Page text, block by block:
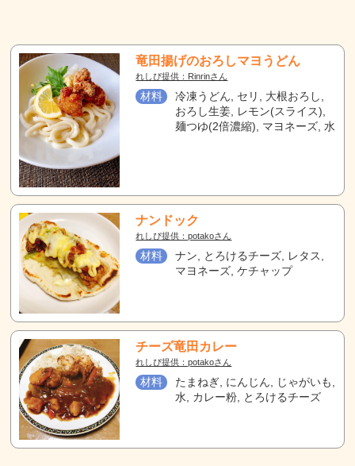
竜田揚げのおろしマヨうどん
れしぴ提供：Rinrinさん
材料
冷凍うどん, セリ, 大根おろし,
おろし生姜, レモン(スライス),
麺つゆ(2倍濃縮), マヨネーズ, 水
ナンドック
れしぴ提供：potakoさん
材料
ナン, とろけるチーズ, レタス,
マヨネーズ, ケチャップ
チーズ竜田カレー
れしぴ提供：potakoさん
材料
たまねぎ, にんじん, じゃがいも,
水, カレー粉, とろけるチーズ